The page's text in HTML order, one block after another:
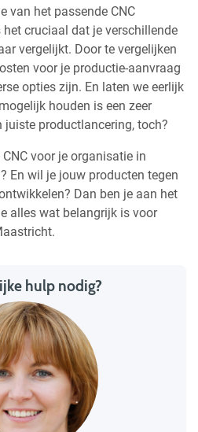
van het passende CNC
cruciaal dat je verschillende
vergelijkt. Door te vergelijken
voor je productie-aanvraag
opties zijn. En laten we eerlijk
houden is een zeer
juiste productlancering, toch?
voor je organisatie in
En wil je jouw producten tegen
Dan ben je aan het
alles wat belangrijk is voor
hulp nodig?